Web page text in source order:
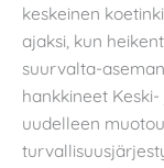
keskeinen
ajaksi, kun
suurvalta-
hankkineet
uudelleen